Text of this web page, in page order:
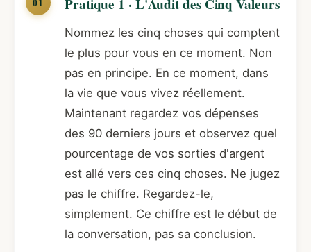
Pratique 1 · L'Audit des Cinq Valeurs
Nommez les cinq choses qui comptent
le plus pour vous en ce moment. Non
pas en principe. En ce moment, dans
la vie que vous vivez réellement.
Maintenant regardez vos dépenses
des 90 derniers jours et observez quel
pourcentage de vos sorties d'argent
est allé vers ces cinq choses. Ne jugez
pas le chiffre. Regardez-le,
simplement. Ce chiffre est le début de
la conversation, pas sa conclusion.